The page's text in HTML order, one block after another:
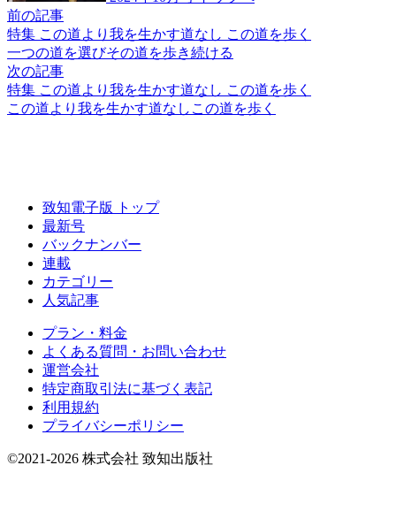
前の記事
特集 この道より我を生かす道なし この道を歩く
一つの道を選びその道を歩き続ける
次の記事
特集 この道より我を生かす道なし この道を歩く
この道より 我を生かす道なし この道を歩く
致知電子版 トップ
最新号
バックナンバー
連載
カテゴリー
人気記事
プラン・料金
よくある質問・お問い合わせ
運営会社
特定商取引法に基づく表記
利用規約
プライバシーポリシー
©2021-2026 株式会社 致知出版社